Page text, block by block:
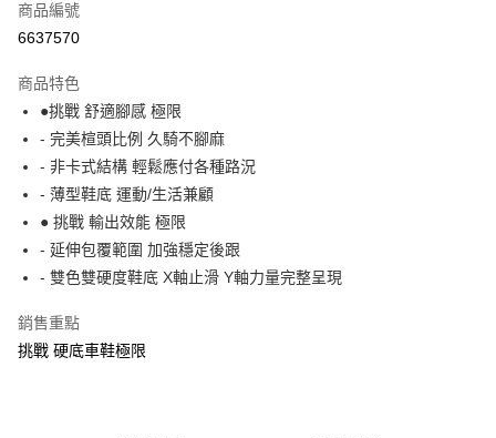
信用卡分期付款
合作金庫商業銀行
華南商業銀行
上海商業儲蓄銀行
國泰世華商業銀行
臺灣中小企業銀行
匯豐（台灣）商業銀行
聯邦商業銀行
元大商業銀行
玉山商業銀行
星展（台灣）商業銀行
台灣樂天信用卡公司
6 期 0 利率 每期
華南商業銀行
上海商業儲蓄銀行
國泰世華商業銀行
臺灣中小企業銀行
匯豐（台灣）商業銀行
聯邦商業銀行
遠東國際商業銀行
元大商業銀行
永豐商業銀行
玉山商業銀行
台灣樂天信用卡公司
LINE Pay
Apple Pay
街口支付
悠遊付
商品編號
6637570
商品特色
●挑戰 舒適腳感 極限
- 完美楦頭比例 久騎不腳麻
- 非卡式結構 輕鬆應付各種路況
- 薄型鞋底 運動/生活兼顧
● 挑戰 輸出效能 極限
- 延伸包覆範圍 加強穩定後跟
- 雙色雙硬度鞋底 X軸止滑 Y軸力量完整呈現
銷售重點
挑戰 硬底車鞋極限